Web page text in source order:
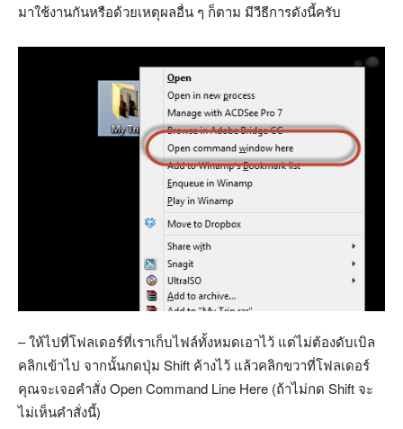
มาใช้งานกันหรือด้วยเหตุผลอื่น ๆ ก็ตาม มีวีธีการดังนี้ครับ
– ให้ไปที่โฟลเดอร์ที่เราเก็บไฟล์ทั้งหมดเอาไว้ แต่ไม่ต้องดับเบิล
คลิกเข้าไป จากนั้นกดปุ่ม Shift ค้างไว้ แล้วคลิกขวาที่โฟลเดอร์
คุณจะเจอคำสั่ง Open Command Line Here (ถ้าไม่กด Shift จะ
ไม่เห็นคำสั่งนี้)